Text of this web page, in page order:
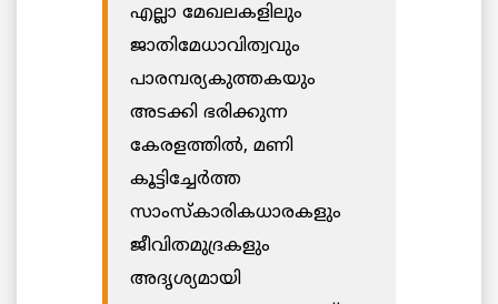
എല്ലാ മേഖലകളിലും
ജാതിമേധാവിത്വവും
പാരമ്പര്യകുത്തകയും
അടക്കി ഭരിക്കുന്ന
കേരളത്തില്‍, മണി
കൂട്ടിച്ചേര്‍ത്ത
സാംസ്‌കാരികധാരകളും
ജീവിതമുദ്രകളും
അദൃശ്യമായി